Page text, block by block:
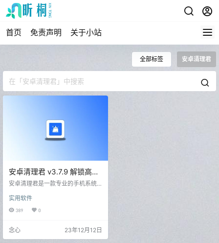
首页 免责声明 关于小站
全部标签 安卓清理君
安卓清理君 v3.7.9 解锁高级
版 手机垃圾清理
安卓清理君是一款专业的手机系统
圾，包括微信缓存、重复文件和空
文件夹等，以释放宝贵的存储空
现一键消灭手机垃圾的目标。安卓
清理君是您手机内存管理的得力助
实用软件
389 0
念心 23年12月12日